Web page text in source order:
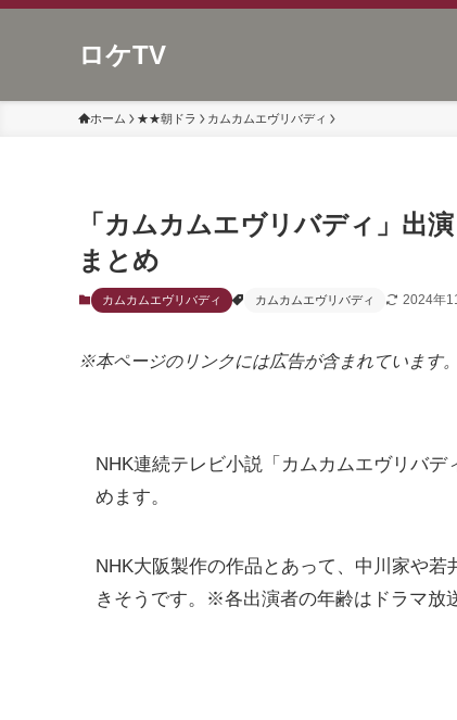
ロケTV
ホーム ★★朝ドラ カムカムエヴリバディ
「カムカムエヴリバディ」出
まとめ
カムカムエヴリバディ カムカムエヴリバディ 2024年
※本ページのリンクには広告が含まれています。
NHK連続テレビ小説「カムカムエヴリバ
めます。
NHK大阪製作の作品とあって、中川家や
きそうです。※各出演者の年齢はドラマ放